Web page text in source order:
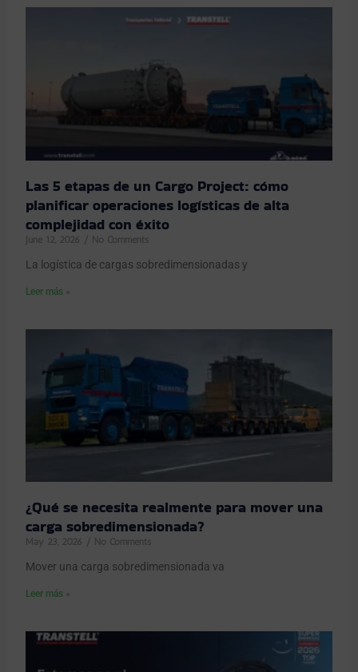
Las 5 etapas de un Cargo Project: cómo
planificar operaciones logísticas de alta
complejidad con éxito
June 12, 2026 No Comments
La logística de cargas sobredimensionadas y
Leer más »
¿Qué se necesita realmente para mover una
carga sobredimensionada?
May 23, 2026 No Comments
Mover una carga sobredimensionada va
Leer más »